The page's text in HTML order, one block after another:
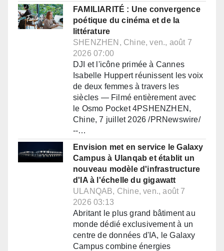
FAMILIARITÉ : Une convergence
poétique du cinéma et de la
littérature
SHENZHEN, Chine, ven., août 7
2026 07:00
DJI et l'icône primée à Cannes
Isabelle Huppert réunissent les voix
de deux femmes à travers les
siècles — Filmé entièrement avec
le Osmo Pocket 4PSHENZHEN,
Chine, 7 juillet 2026 /PRNewswire/
--…
Envision met en service le Galaxy
Campus à Ulanqab et établit un
nouveau modèle d'infrastructure
d'IA à l'échelle du gigawatt
ULANQAB, Chine, ven., août 7
2026 03:13
Abritant le plus grand bâtiment au
monde dédié exclusivement à un
centre de données d'IA, le Galaxy
Campus combine énergies